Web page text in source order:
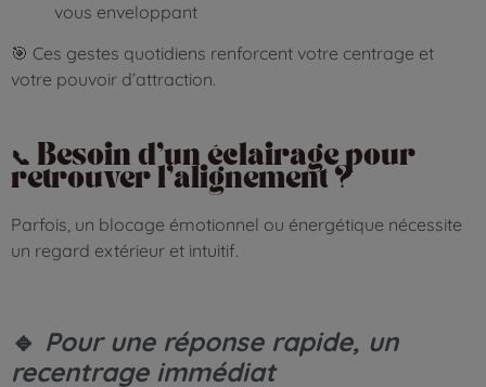
vous enveloppant
🎯 Ces gestes quotidiens renforcent votre centrage et
votre pouvoir d’attraction.
📞 Besoin d’un éclairage pour
retrouver l’alignement ?
Parfois, un blocage émotionnel ou énergétique nécessite
un regard extérieur et intuitif.
🔹 Pour une réponse rapide, un
recentrage immédiat